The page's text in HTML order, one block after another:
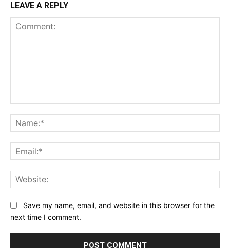
LEAVE A REPLY
Save my name, email, and website in this browser for the
next time I comment.